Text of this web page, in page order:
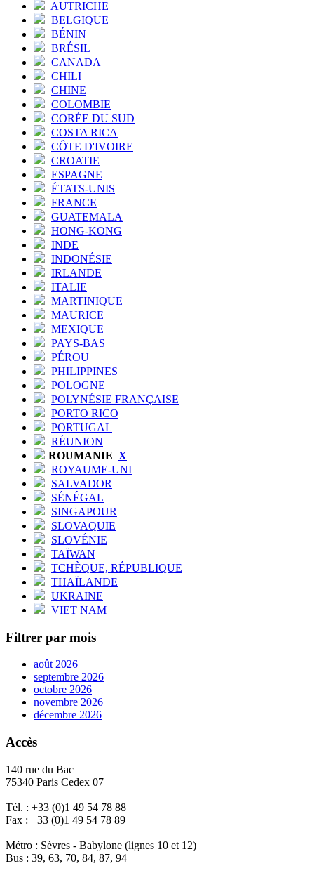
AUTRICHE
BELGIQUE
BÉNIN
BRÉSIL
CANADA
CHILI
CHINE
COLOMBIE
CORÉE DU SUD
COSTA RICA
CÔTE D'IVOIRE
CROATIE
ESPAGNE
ÉTATS-UNIS
FRANCE
GUATEMALA
HONG-KONG
INDE
INDONÉSIE
IRLANDE
ITALIE
MARTINIQUE
MAURICE
MEXIQUE
PAYS-BAS
PÉROU
PHILIPPINES
POLOGNE
POLYNÉSIE FRANÇAISE
PORTO RICO
PORTUGAL
RÉUNION
ROUMANIE X
ROYAUME-UNI
SALVADOR
SÉNÉGAL
SINGAPOUR
SLOVAQUIE
SLOVÉNIE
TAÏWAN
TCHÈQUE, RÉPUBLIQUE
THAÏLANDE
UKRAINE
VIET NAM
Filtrer par mois
août 2026
septembre 2026
octobre 2026
novembre 2026
décembre 2026
Accès
140 rue du Bac
75340 Paris Cedex 07
Tél. : +33 (0)1 49 54 78 88
Fax : +33 (0)1 49 54 78 89
Métro : Sèvres - Babylone (lignes 10 et 12)
Bus : 39, 63, 70, 84, 87, 94